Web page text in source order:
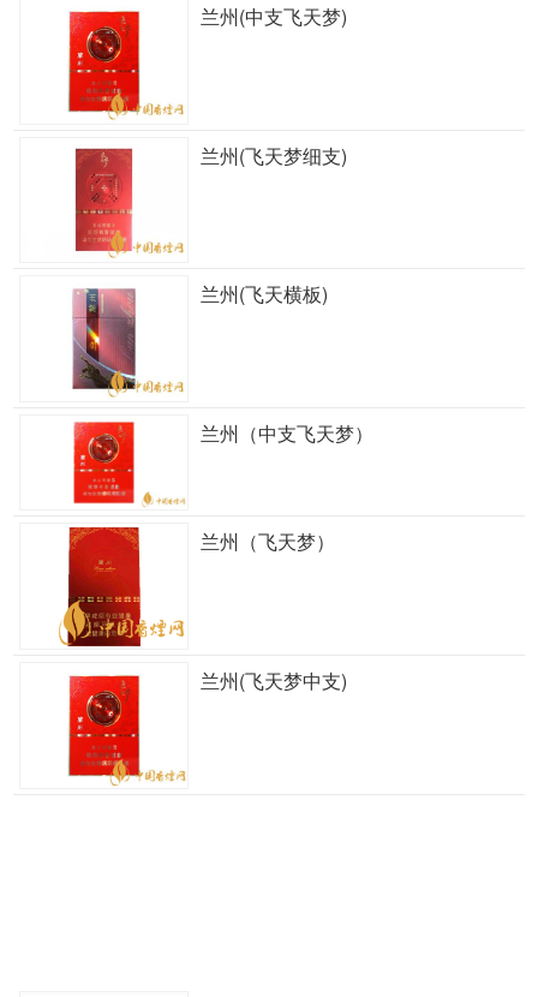
兰州(中支飞天梦)
兰州(飞天梦细支)
兰州(飞天横板)
兰州（中支飞天梦）
兰州（飞天梦）
兰州(飞天梦中支)